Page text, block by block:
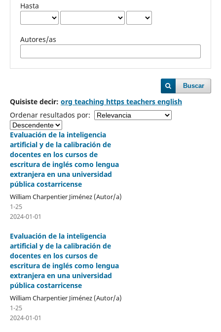
Hasta
Autores/as
Buscar
Quisiste decir: org teaching https teachers english
Ordenar resultados por:
Evaluación de la inteligencia
artificial y de la calibración de
docentes en los cursos de
escritura de inglés como lengua
extranjera en una universidad
pública costarricense
William Charpentier Jiménez (Autor/a)
1-25
2024-01-01
Evaluación de la inteligencia
artificial y de la calibración de
docentes en los cursos de
escritura de inglés como lengua
extranjera en una universidad
pública costarricense
William Charpentier Jiménez (Autor/a)
1-25
2024-01-01